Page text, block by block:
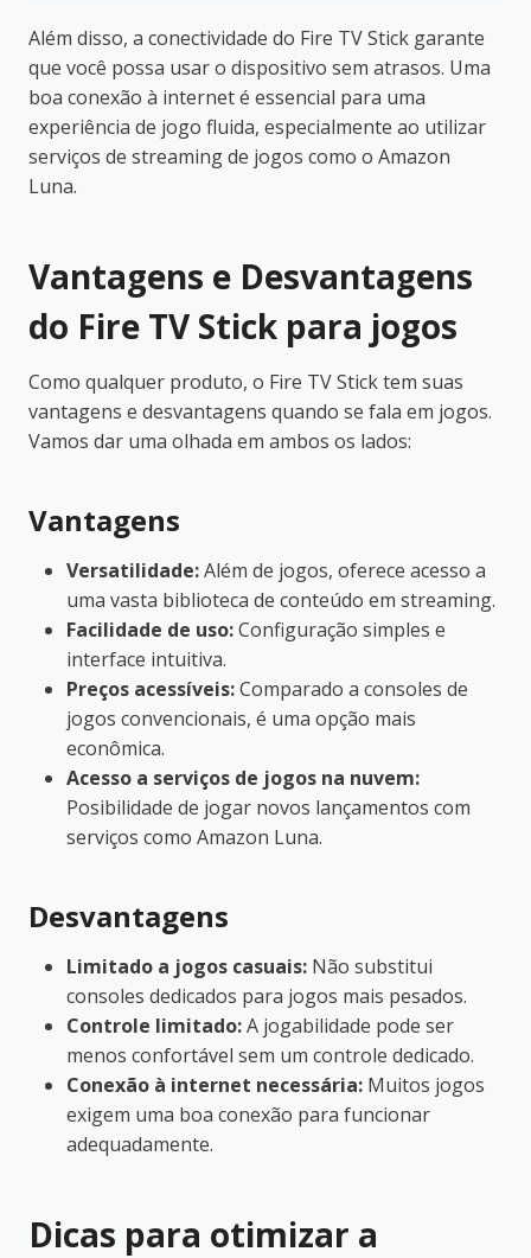
Além disso, a conectividade do Fire TV Stick garante
que você possa usar o dispositivo sem atrasos. Uma
boa conexão à internet é essencial para uma
experiência de jogo fluida, especialmente ao utilizar
serviços de streaming de jogos como o Amazon
Luna.
Vantagens e Desvantagens
do Fire TV Stick para jogos
Como qualquer produto, o Fire TV Stick tem suas
vantagens e desvantagens quando se fala em jogos.
Vamos dar uma olhada em ambos os lados:
Vantagens
Versatilidade:Além de jogos, oferece acesso a
uma vasta biblioteca de conteúdo em streaming.
Facilidade de uso:Configuração simples e
interface intuitiva.
Preços acessíveis:Comparado a consoles de
jogos convencionais, é uma opção mais
econômica.
Acesso a serviços de jogos na nuvem:
Posibilidade de jogar novos lançamentos com
serviços como Amazon Luna.
Desvantagens
Limitado a jogos casuais: Não substitui
consoles dedicados para jogos mais pesados.
Controle limitado:A jogabilidade pode ser
menos confortável sem um controle dedicado.
Conexão à internet necessária: Muitos jogos
exigem uma boa conexão para funcionar
adequadamente.
Dicas para otimizar a